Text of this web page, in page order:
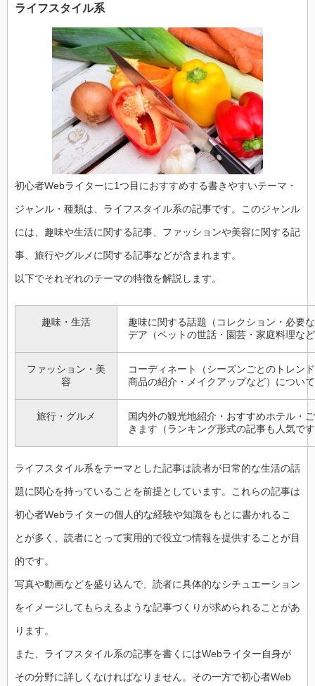
ライフスタイル系
初心者Webライターに1つ目におすすめする書きやすいテーマ・
ジャンル・種類は、ライフスタイル系の記事です。このジャンル
には、趣味や生活に関する記事、ファッションや美容に関する記
事、旅行やグルメに関する記事などが含まれます。
以下でそれぞれのテーマの特徴を解説します。
趣味・生活
趣味に関する話題（コレクション・必要
デア（ペットの世話・園芸・家庭料理な
ファッション・美
容
コーディネート（シーズンごとのトレン
商品の紹介・メイクアップなど）につい
旅行・グルメ
国内外の観光地紹介・おすすめホテル・
きます（ランキング形式の記事も人気で
ライフスタイル系をテーマとした記事は読者が日常的な生活の話
題に関心を持っていることを前提としています。これらの記事は
初心者Webライターの個人的な経験や知識をもとに書かれるこ
とが多く、読者にとって実用的で役立つ情報を提供することが目
的です。
写真や動画などを盛り込んで、読者に具体的なシチュエーション
をイメージしてもらえるような記事づくりが求められることがあ
ります。
また、ライフスタイル系の記事を書くにはWebライター自身が
その分野に詳しくなければなりません。その一方で初心者Web